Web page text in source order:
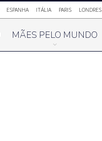
ESPANHA ITÁLIA PARIS LONDRES
MÃES PELO MUNDO